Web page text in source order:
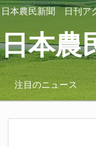
日本農民新聞 日刊ア
日本農
注目のニュース